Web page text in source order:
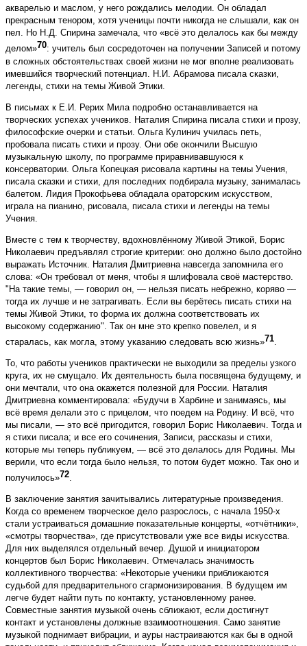
акварелью и маслом, у него рождались мелодии. Он обладал
прекрасным тенором, хотя ученицы почти никогда не слышали, как он
пел. Но Н.Д. Спирина замечала, что «всё это делалось как бы между
делом»70: учитель был сосредоточен на получении Записей и потому
в сложных обстоятельствах своей жизни не мог вполне реализовать
имевшийся творческий потенциал. Н.И. Абрамова писала сказки,
легенды, стихи на темы Живой Этики.
В письмах к Е.И. Рерих Мила подробно останавливается на
творческих успехах учеников. Наталия Спирина писала стихи и прозу,
философские очерки и статьи. Ольга Кулинич училась петь,
пробовала писать стихи и прозу. Они обе окончили Высшую
музыкальную школу, по программе приравнивавшуюся к
консерватории. Ольга Копецкая рисовала картины на темы Учения,
писала сказки и стихи, для последних подбирала музыку, занималась
балетом. Лидия Прокофьева обладала ораторским искусством,
играла на пианино, рисовала, писала стихи и легенды на темы
Учения.
Вместе с тем к творчеству, вдохновлённому Живой Этикой, Борис
Николаевич предъявлял строгие критерии: оно должно было достойно
выражать Источник. Наталия Дмитриевна навсегда запомнила его
слова: «Он требовал от меня, чтобы я шлифовала своё мастерство.
"На такие темы, — говорил он, — нельзя писать небрежно, коряво —
тогда их лучше и не затрагивать. Если вы берётесь писать стихи на
темы Живой Этики, то форма их должна соответствовать их
высокому содержанию". Так он мне это крепко повелел, и я
старалась, как могла, этому указанию следовать всю жизнь»71.
То, что работы учеников практически не выходили за пределы узкого
круга, их не смущало. Их деятельность была посвящена будущему, и
они мечтали, что она окажется полезной для России. Наталия
Дмитриевна комментировала: «Будучи в Харбине и занимаясь, мы
всё время делали это с прицелом, что поедем на Родину. И всё, что
мы писали, — это всё пригодится, говорил Борис Николаевич. Тогда и
я стихи писала; и все его сочинения, Записи, рассказы и стихи,
которые мы теперь публикуем, — всё это делалось для Родины. Мы
верили, что если тогда было нельзя, то потом будет можно. Так оно и
получилось»72.
В заключение занятия зачитывались литературные произведения.
Когда со временем творческое дело разрослось, с начала 1950-х
стали устраиваться домашние показательные концерты, «отчётники»,
«смотры творчества», где присутствовали уже все виды искусства.
Для них выделялся отдельный вечер. Душой и инициатором
концертов был Борис Николаевич. Отмечалась значимость
коллективного творчества: «Некоторые ученики приближаются
судьбой для предварительного сгармонизирования. В будущем им
легче будет найти путь по контакту, установленному ранее.
Совместные занятия музыкой очень сближают, если достигнут
контакт и установлены должные взаимоотношения. Само занятие
музыкой поднимает вибрации, и ауры настраиваются как бы в одной